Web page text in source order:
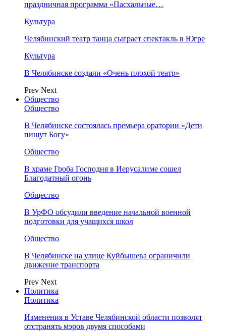
праздничная программа «Пасхальные…
Культура
Челябинский театр танца сыграет спектакль в Югре
Культура
В Челябинске создали «Очень плохой театр»
Prev Next
Общество
Общество
В Челябинске состоялась премьера оратории «Дети
пишут Богу»
Общество
В храме Гроба Господня в Иерусалиме сошел
Благодатный огонь
Общество
В УрФО обсудили введение начальной военной
подготовки для учащихся школ
Общество
В Челябинске на улице Куйбышева ограничили
движение транспорта
Prev Next
Политика
Политика
Изменения в Уставе Челябинской области позволят
отстранять мэров двумя способами